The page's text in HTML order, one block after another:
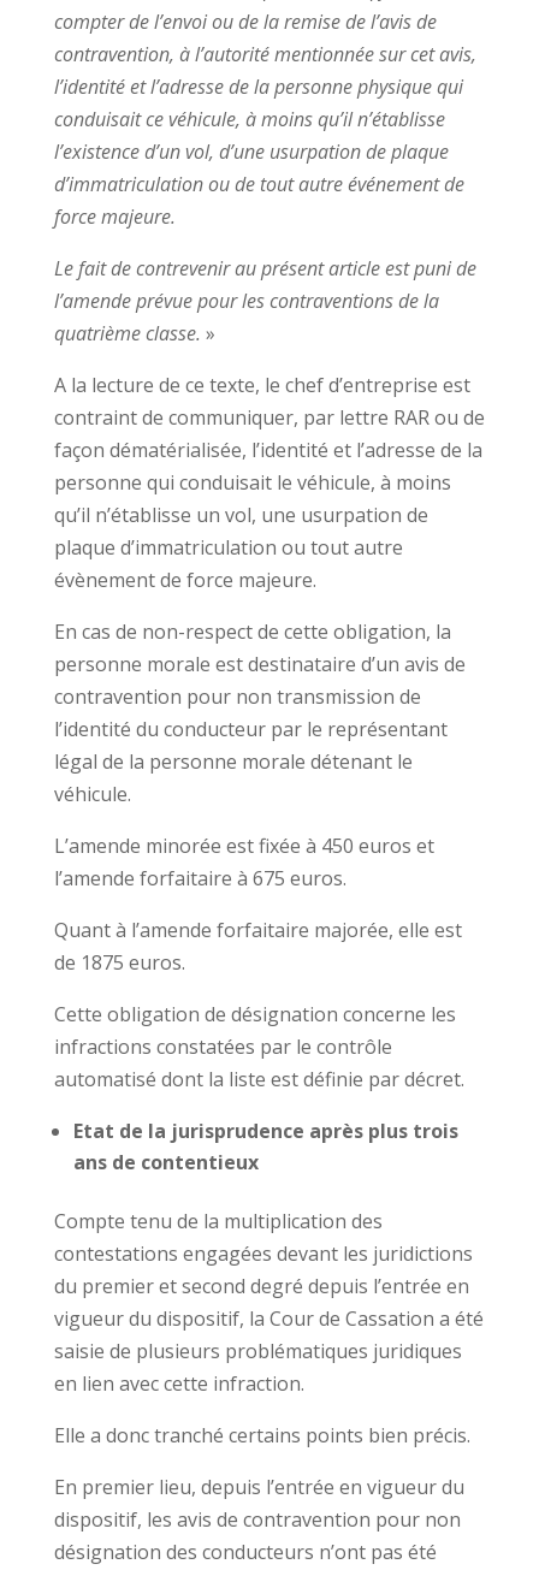
compter de l’envoi ou de la remise de l’avis de
contravention, à l’autorité mentionnée sur cet avis,
l’identité et l’adresse de la personne physique qui
conduisait ce véhicule, à moins qu’il n’établisse
l’existence d’un vol, d’une usurpation de plaque
d’immatriculation ou de tout autre événement de
force majeure.
Le fait de contrevenir au présent article est puni de
l’amende prévue pour les contraventions de la
quatrième classe. »
A la lecture de ce texte, le chef d’entreprise est
contraint de communiquer, par lettre RAR ou de
façon dématérialisée, l’identité et l’adresse de la
personne qui conduisait le véhicule, à moins
qu’il n’établisse un vol, une usurpation de
plaque d’immatriculation ou tout autre
évènement de force majeure.
En cas de non-respect de cette obligation, la
personne morale est destinataire d’un avis de
contravention pour non transmission de
l’identité du conducteur par le représentant
légal de la personne morale détenant le
véhicule.
L’amende minorée est fixée à 450 euros et
l’amende forfaitaire à 675 euros.
Quant à l’amende forfaitaire majorée, elle est
de 1875 euros.
Cette obligation de désignation concerne les
infractions constatées par le contrôle
automatisé dont la liste est définie par décret.
Etat de la jurisprudence après plus trois
ans de contentieux
Compte tenu de la multiplication des
contestations engagées devant les juridictions
du premier et second degré depuis l’entrée en
vigueur du dispositif, la Cour de Cassation a été
saisie de plusieurs problématiques juridiques
en lien avec cette infraction.
Elle a donc tranché certains points bien précis.
En premier lieu, depuis l’entrée en vigueur du
dispositif, les avis de contravention pour non
désignation des conducteurs n’ont pas été